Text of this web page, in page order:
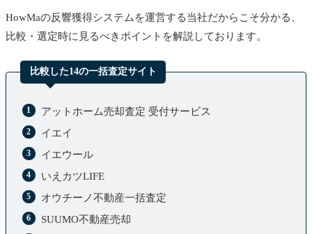
HowMaの反響獲得システムを運営する当社だからこそ分かる、
比較・選定時に見るべきポイントを解説しております。
比較した14の一括査定サイト
アットホーム売却査定 受付サービス
イエイ
イエウール
いえカツLIFE
オウチーノ不動産一括査定
SUUMO不動産売却